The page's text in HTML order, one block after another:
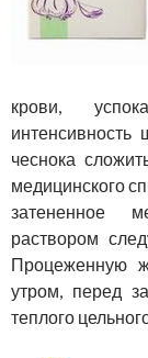
крови,
чеснока
медицинского
затененное
раствором
Процеженную
утром, перед
теплого